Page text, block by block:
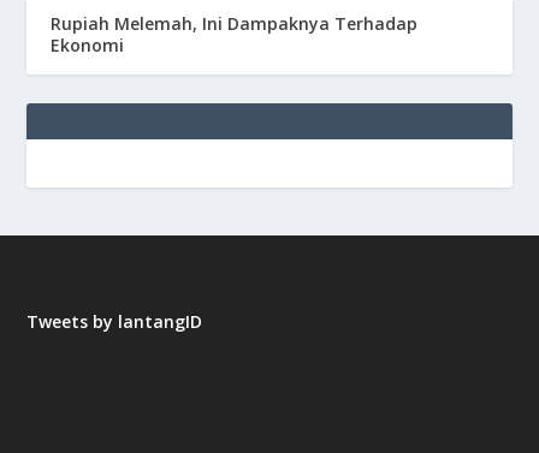
Rupiah Melemah, Ini Dampaknya Terhadap
Ekonomi
Tweets by lantangID